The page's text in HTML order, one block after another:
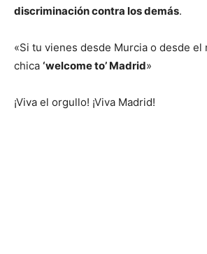
discriminación contra los demás.
«Si tu vienes desde Murcia o desde
chica ‘welcome to’ Madrid»
¡Viva el orgullo! ¡Viva Madrid!